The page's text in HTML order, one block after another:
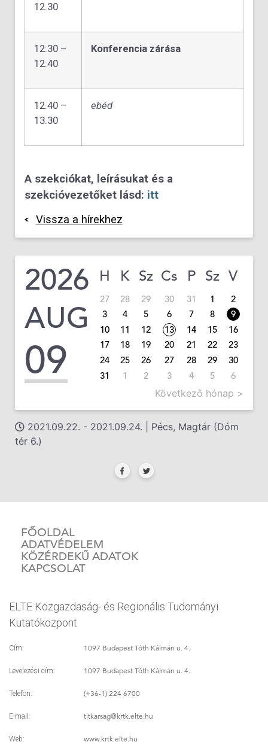
12.30
12:30 –
12.40
Konferencia zárása
12.40 –
13.30
ebéd
A szekciókat, leírásukat és a
szekcióvezetőket lásd: itt
Vissza a hírekhez
2026
AUG
09
H K Sz Cs P Sz V
27 28 29 30 31 1
2
3
4 5 6 7 8
9
10
11 12 13 14 15
16
17
18 19 20 21 22
23
24
25 26 27 28 29
30
31
1 2 3 4 5 6
Következő hónap >
2021.09.22. - 2021.09.24. | Pécs, Magtár (Dóm
tér 6.)
FŐOLDAL
ADATVÉDELEM
KÖZÉRDEKŰ ADATOK
KAPCSOLAT
ELTE Közgazdaság- és Regionális Tudományi
Kutatóközpont
Cím: 1097 Budapest Tóth Kálmán u. 4.
Levelezési cím: 1097 Budapest Tóth Kálmán u. 4.
Telefon: (+36-1) 224 6700
E-mail: titkarsag@krtk.elte.hu
Web: www.krtk.elte.hu